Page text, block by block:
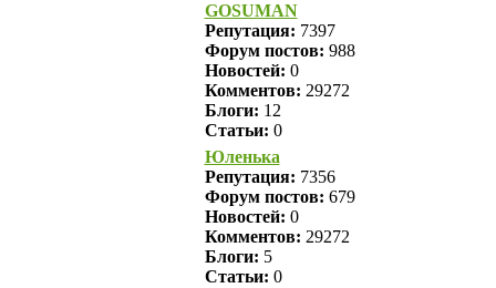
GOSUMAN
Репутация: 7397
Форум постов: 988
Новостей: 0
Комментов: 29272
Блоги: 12
Статьи: 0
Юленька
Репутация: 7356
Форум постов: 679
Новостей: 0
Комментов: 29272
Блоги: 5
Статьи: 0